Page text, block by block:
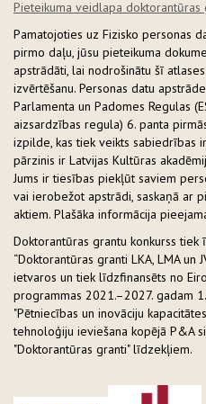
Pieteikuma veidlapa doktorantūras
Pamatojoties uz Fizisko personas
pirmo daļu, jūsu pieteikuma
apstrādāti, lai nodrošinātu šī
izvērtēšanu. Personas datu
Parlamenta un Padomes Regulas
aizsardzības regula) 6. panta
izpilde, kas tiek veikts sabiedrības
pārzinis ir Latvijas Kultūras
Jums ir tiesības piekļūt saviem
vai ierobežot apstrādi, saskaņā ar
aktiem. Plašāka informācija
Doktorantūras grantu konkurss tiek
“Doktorantūras granti LKA, LMA un
ietvaros un tiek līdzfinansēts no
programmas 2021.–2027. gadam
"Pētniecības un inovāciju
tehnoloģiju ieviešana kopējā P&A
"Doktorantūras granti" līdzekļiem.